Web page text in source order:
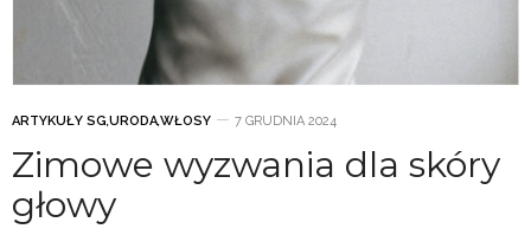
ARTYKUŁY SG,URODA,WŁOSY 7 GRUDNIA 2024
Zimowe wyzwania dla skóry
głowy